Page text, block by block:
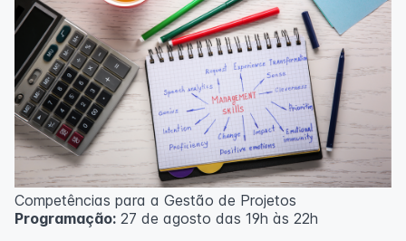
Competências para a Gestão de Projetos
Programação: 27 de agosto das 19h às 22h